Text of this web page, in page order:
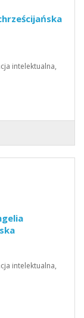
intelektualna,
intelektualna,